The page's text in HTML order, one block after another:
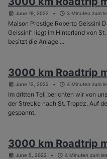
June 19, 2022 3 Minuten zum
Maison Prestige Roberto Geissini
Geissini” liegt im Hinterland von
besitzt die Anlage ...
3000 km Roadtrip
June 12, 2022 4 Minuten zum
Im dritten Teil berichten wir von
der Strecke nach St. Tropez. Auf
gespannt.
3000 km Roadtrip
June 5, 2022 4 Minuten zum